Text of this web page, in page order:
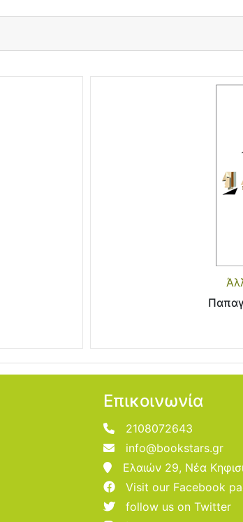
Επικοινωνία
2108072643
info@bookstars.gr
Ελαιών 29, Νέα
Visit our Facebook
follow us on Twitter